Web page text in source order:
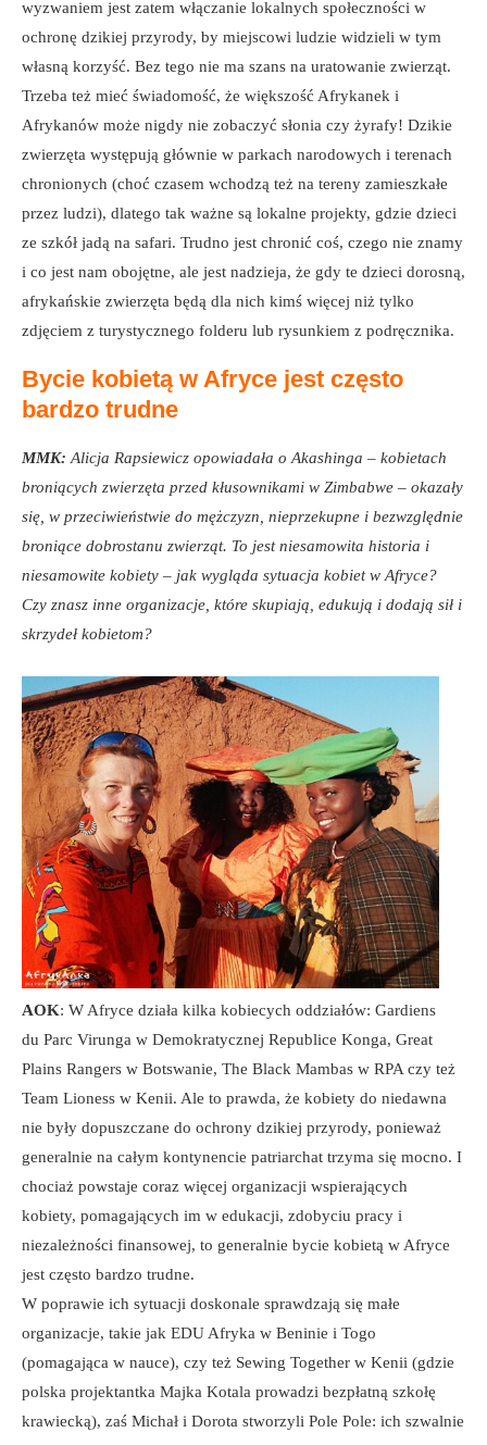
wyzwaniem jest zatem włączanie lokalnych społeczności w
ochronę dzikiej przyrody, by miejscowi ludzie widzieli w tym
własną korzyść. Bez tego nie ma szans na uratowanie zwierząt.
Trzeba też mieć świadomość, że większość Afrykanek i
Afrykanów może nigdy nie zobaczyć słonia czy żyrafy! Dzikie
zwierzęta występują głównie w parkach narodowych i terenach
chronionych (choć czasem wchodzą też na tereny zamieszkałe
przez ludzi), dlatego tak ważne są lokalne projekty, gdzie dzieci
ze szkół jadą na safari. Trudno jest chronić coś, czego nie znamy
i co jest nam obojętne, ale jest nadzieja, że gdy te dzieci dorosną,
afrykańskie zwierzęta będą dla nich kimś więcej niż tylko
zdjęciem z turystycznego folderu lub rysunkiem z podręcznika.
Bycie kobietą w Afryce jest często
bardzo trudne
MMK: Alicja Rapsiewicz opowiadała o Akashinga – kobietach
broniących zwierzęta przed kłusownikami w Zimbabwe – okazały
się, w przeciwieństwie do mężczyzn, nieprzekupne i bezwzględnie
broniące dobrostanu zwierząt. To jest niesamowita historia i
niesamowite kobiety – jak wygląda sytuacja kobiet w Afryce?
Czy znasz inne organizacje, które skupiają, edukują i dodają sił i
skrzydeł kobietom?
AOK: W Afryce działa kilka kobiecych oddziałów: Gardiens
du Parc Virunga w Demokratycznej Republice Konga, Great
Plains Rangers w Botswanie, The Black Mambas w RPA czy też
Team Lioness w Kenii. Ale to prawda, że kobiety do niedawna
nie były dopuszczane do ochrony dzikiej przyrody, ponieważ
generalnie na całym kontynencie patriarchat trzyma się mocno. I
chociaż powstaje coraz więcej organizacji wspierających
kobiety, pomagających im w edukacji, zdobyciu pracy i
niezależności finansowej, to generalnie bycie kobietą w Afryce
jest często bardzo trudne.
W poprawie ich sytuacji doskonale sprawdzają się małe
organizacje, takie jak EDU Afryka w Beninie i Togo
(pomagająca w nauce), czy też Sewing Together w Kenii (gdzie
polska projektantka Majka Kotala prowadzi bezpłatną szkołę
krawiecką), zaś Michał i Dorota stworzyli Pole Pole: ich szwalnie